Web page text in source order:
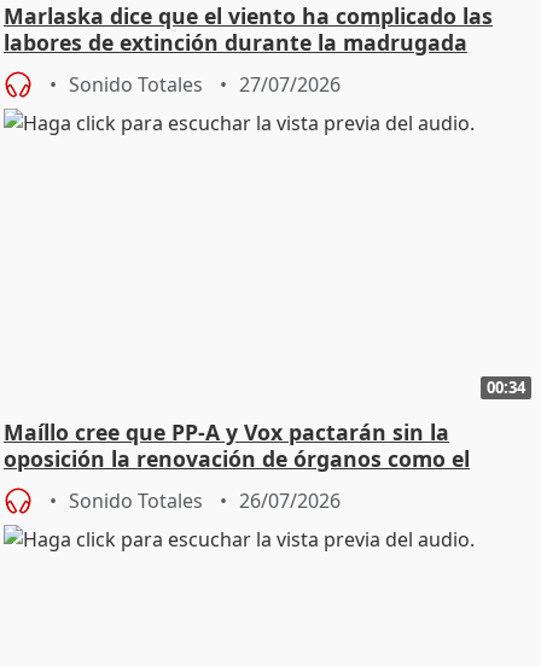
Marlaska dice que el viento ha complicado las
labores de extinción durante la madrugada
Sonido Totales 27/07/2026
00:34
Maíllo cree que PP-A y Vox pactarán sin la
oposición la renovación de órganos como el
Defensor
Sonido Totales 26/07/2026